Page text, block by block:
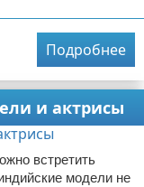
Подробнее
и актрисы
встретить
модели не